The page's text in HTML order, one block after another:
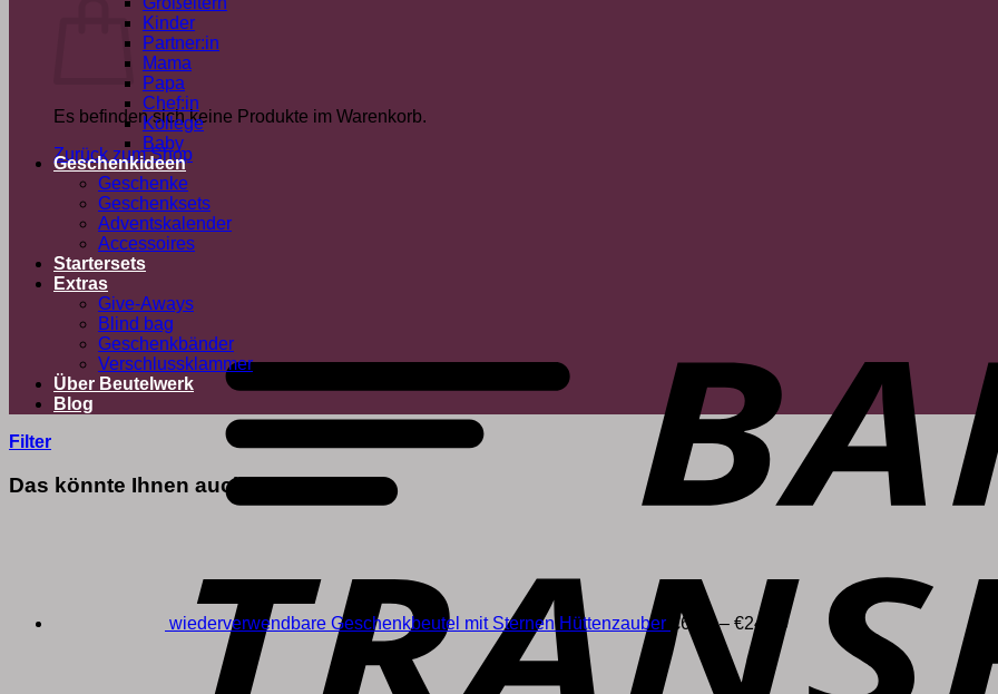
Es befinden sich keine Produkte im Warenkorb.
Zurück zum Shop
Kinder
Partner:in
Mama
Papa
Chef:in
Kollege
Baby
Geschenkideen
Geschenke
Geschenksets
Adventskalender
Accessoires
Startersets
Extras
Give-Aways
Blind bag
Geschenkbänder
Verschlussklammer
Über Beutelwerk
Blog
Filter
Das könnte Ihnen auch gefallen …
wiederverwendbare Geschenkbeutel mit Sternen Hüttenzauber €6,90 – €24,90
€24,90
Preisspanne:
€8,90
bis